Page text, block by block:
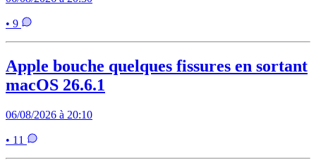
• 9
Apple bouche quelques fissures en sortant
macOS 26.6.1
06/08/2026 à 20:10
• 11